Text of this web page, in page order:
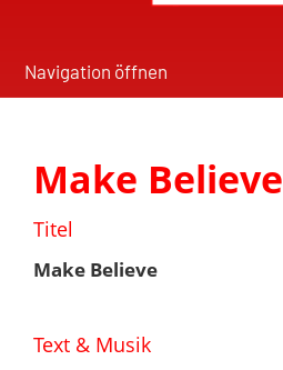
Navigation öffnen
Make Believe
Titel
Make Believe
Text & Musik